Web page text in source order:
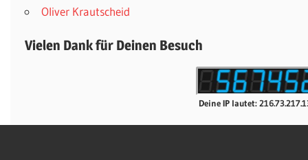
Oliver Krautscheid
Vielen Dank für Deinen Besuch
Deine IP lautet: